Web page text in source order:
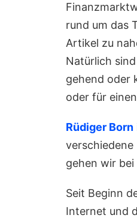
rund um das
Artikel zu
Natürlich
gehend oder
oder für
Rüdiger Born
gehen wir
Seit Beginn
Internet und